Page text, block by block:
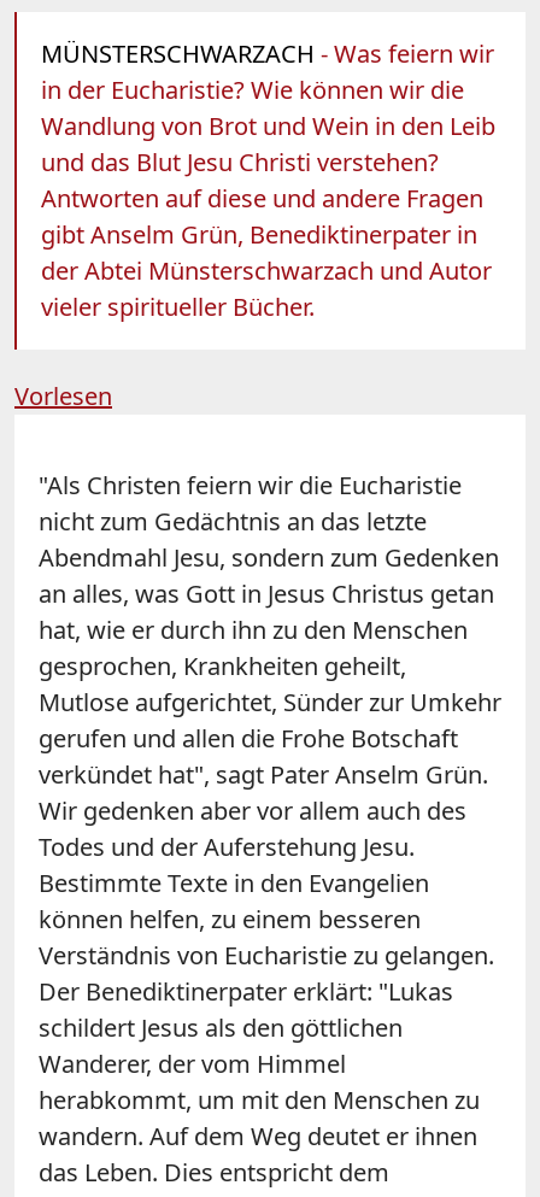
MÜNSTERSCHWARZACH - Was feiern wir
in der Eucharistie? Wie können wir die
Wandlung von Brot und Wein in den Leib
und das Blut Jesu Christi verstehen?
Antworten auf diese und andere Fragen
gibt Anselm Grün, Benediktinerpater in
der Abtei Münsterschwarzach und Autor
vieler spiritueller Bücher.
Vorlesen
"Als Christen feiern wir die Eucharistie
nicht zum Gedächtnis an das letzte
Abendmahl Jesu, sondern zum Gedenken
an alles, was Gott in Jesus Christus getan
hat, wie er durch ihn zu den Menschen
gesprochen, Krankheiten geheilt,
Mutlose aufgerichtet, Sünder zur Umkehr
gerufen und allen die Frohe Botschaft
verkündet hat", sagt Pater Anselm Grün.
Wir gedenken aber vor allem auch des
Todes und der Auferstehung Jesu.
Bestimmte Texte in den Evangelien
können helfen, zu einem besseren
Verständnis von Eucharistie zu gelangen.
Der Benediktinerpater erklärt: "Lukas
schildert Jesus als den göttlichen
Wanderer, der vom Himmel
herabkommt, um mit den Menschen zu
wandern. Auf dem Weg deutet er ihnen
das Leben. Dies entspricht dem